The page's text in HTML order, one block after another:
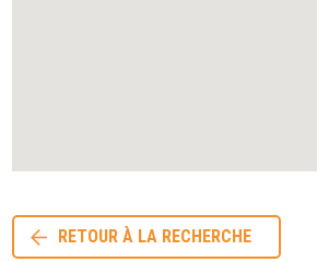
RETOUR À LA RECHERCHE